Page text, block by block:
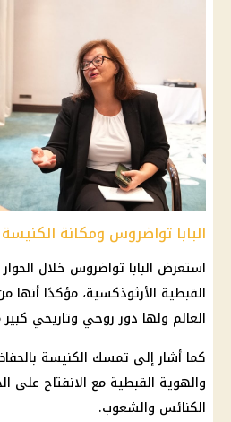
البابا تواضروس ومكانة
استعرض البابا تواضروس خلال
القبطية الأرثوذكسية، مؤكدًا أنها
العالم ولها دور روحي وتاريخي
كما أشار إلى تمسك الكنيسة
والهوية القبطية مع الانفتاح على
الكنائس والشعوب.